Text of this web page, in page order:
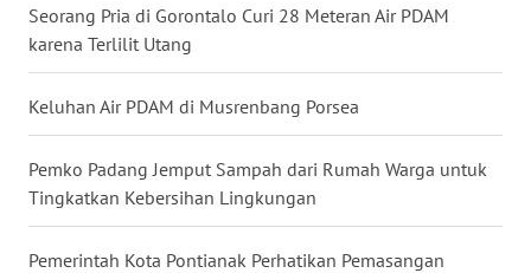
Seorang Pria di Gorontalo Curi 28 Meteran Air PDAM
karena Terlilit Utang
Keluhan Air PDAM di Musrenbang Porsea
Pemko Padang Jemput Sampah dari Rumah Warga untuk
Tingkatkan Kebersihan Lingkungan
Pemerintah Kota Pontianak Perhatikan Pemasangan
WN
KALTENG
WN
KALTARA
WN
KALSEL